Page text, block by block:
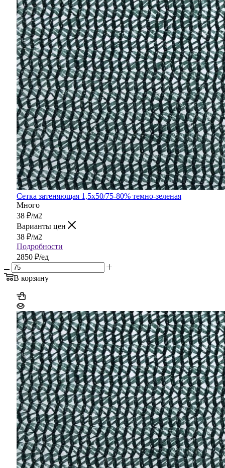
Сетка затеняющая 1,5х50/75-80% темно-зеленая
Много
38 ₽/м2
Варианты цен
38 ₽/м2
Подробности
2850 ₽/ед
В корзину